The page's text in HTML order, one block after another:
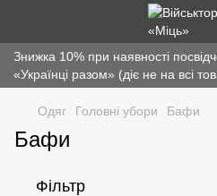
Знижка 10% при наявності
«Українці разом» (діє не на всі
Одяг Головні убори Бафи
Бафи
Фільтр